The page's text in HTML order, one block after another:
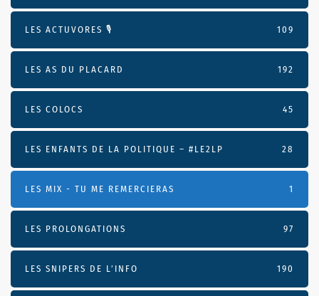
LES ACTUVORES 🎙 109
LES AS DU PLACARD 192
LES COLOCS 45
LES ENFANTS DE LA POLITIQUE – #LE2LP 28
LES MIX - TU ME REMERCIERAS 1
LES PROLONGATIONS 97
LES SNIPERS DE L’INFO 190